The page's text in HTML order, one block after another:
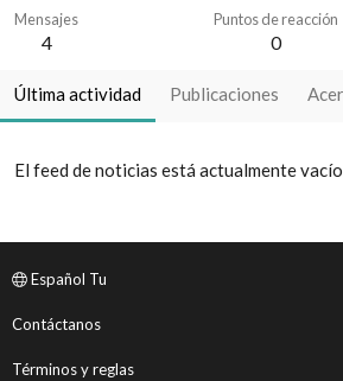
Mensajes
4
Puntos de reacción
0
Última actividad Publicaciones
El feed de noticias está actualmente
Español Tu
Contáctanos
Términos y reglas